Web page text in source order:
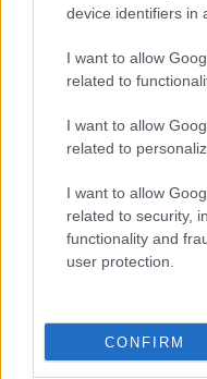
device identifiers in
I want to allow
related to
I want to allow
related to
I want to allow
related to security,
functionality and
user protection.
CONFIRM